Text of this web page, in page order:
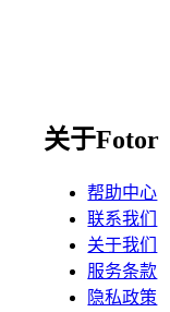
关于Fotor
帮助中心
联系我们
关于我们
服务条款
隐私政策